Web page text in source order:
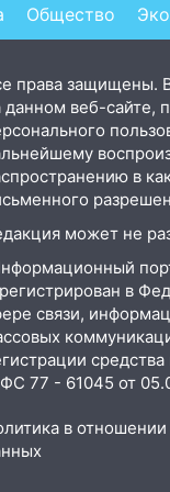
Общество
права защищены.
данном веб-сайте,
в
может не
в
связи,
77 - 61045 от
в